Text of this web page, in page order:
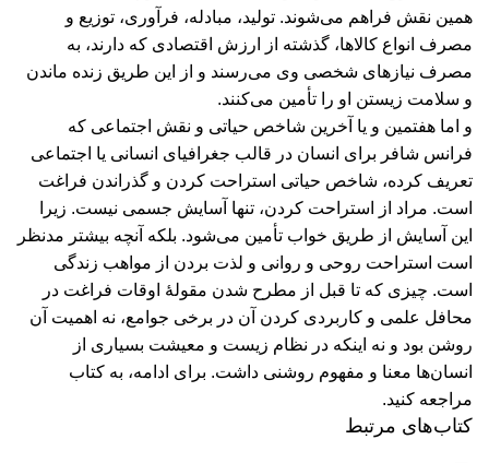
همین نقش فراهم می‌شوند. تولید، مبادله، فرآوری، توزیع و
مصرف انواع کالاها، گذشته از ارزش اقتصادی که دارند، به
مصرف نیازهای شخصی وی می‌رسند و از این طریق زنده ماندن
و سلامت زیستن او را تأمین می‌کنند.
و اما هفتمین و یا آخرين شاخص حیاتی و نقش اجتماعی که
فرانس شافر برای انسان در قالب جغرافیای انسانی یا اجتماعی
تعریف کرده، شاخص حیاتی استراحت کردن و گذراندن فراغت
است. مراد از استراحت کردن، تنها آسایش جسمی نیست. زيرا
این آسایش از طریق خواب تأمین می‌شود. بلکه آنچه بیشتر مدنظر
است استراحت روحی و روانی و لذت بردن از مواهب زندگی
است. چیزی که تا قبل از مطرح شدن مقولۀ اوقات فراغت در
محافل علمی و کاربردی کردن آن در برخی جوامع، نه اهمیت آن
روشن بود و نه اینکه در نظام زیست و معیشت بسیاری از
انسان‌ها معنا و مفهوم روشنی داشت. برای ادامه، به کتاب
مراجعه کنید.
کتاب‌های مرتبط